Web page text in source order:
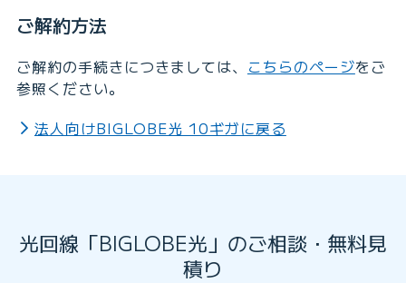
ご解約方法
ご解約の手続きにつきましては、 こちらのページをご
参照ください。
法人向けBIGLOBE光 10ギガに戻る
光回線「BIGLOBE光」のご相談・無料見
積り